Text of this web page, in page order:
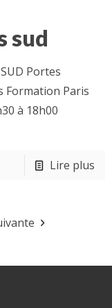
sud
Portes
Formation Paris
à 18h00
Lire plus